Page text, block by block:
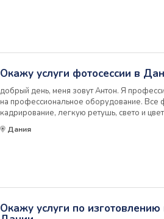
Окажу услуги фотосессии в
добрый день, меня зовут Антон. Я
на профессиональное оборудование. Все
кадрирование, легкую ретушь, свето и
выполняется в течении 10 рабочих дней.
стоимость входят; флешка со всеми
Дания
Окажу услуги по изготовлению